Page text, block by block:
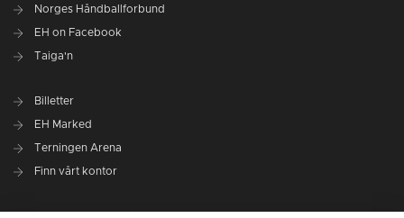
Norges Håndballforbund
EH on Facebook
Taiga'n
Billetter
EH Marked
Terningen Arena
Finn vårt kontor